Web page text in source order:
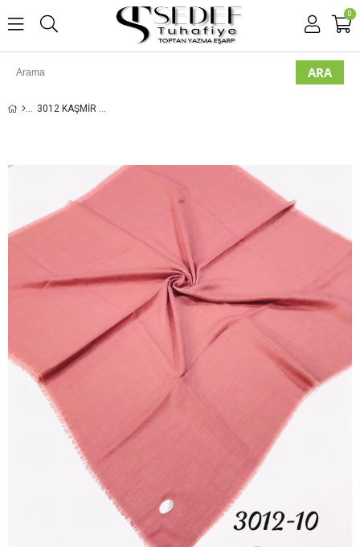
0
3012 KAŞMIR DÜZ FLAMLI EŞARP